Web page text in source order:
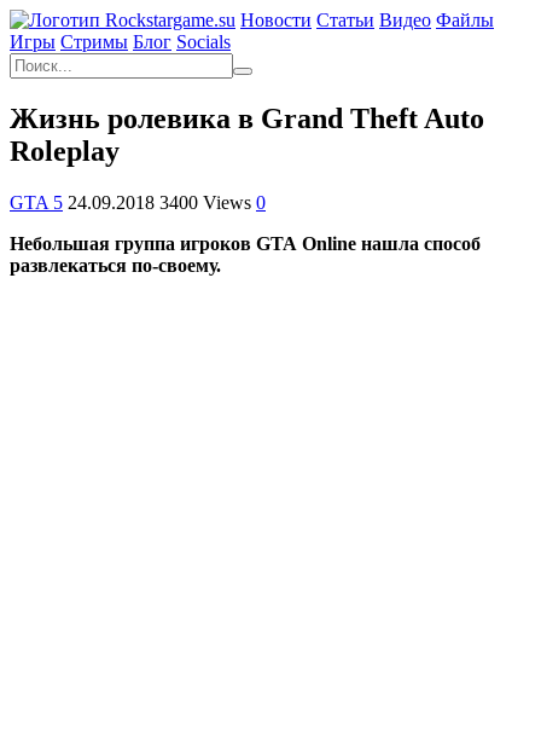
Новости Статьи Видео Файлы
Игры Cтримы Блог Socials
Жизнь ролевика в Grand Theft Auto
Roleplay
GTA 5 24.09.2018 3400 Views 0
Небольшая группа игроков GTA Online нашла способ
развлекаться по-своему.